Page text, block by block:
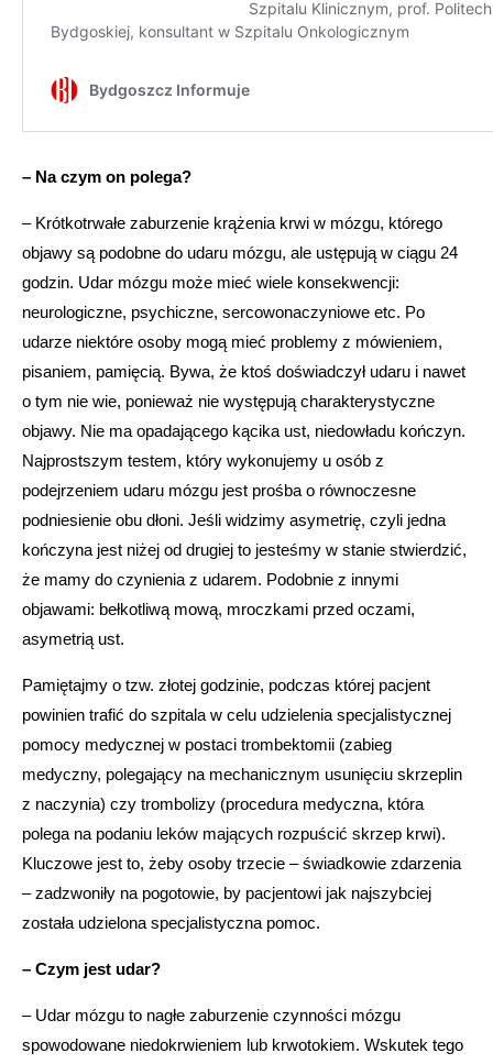
– Na czym on polega?
– Krótkotrwałe zaburzenie krążenia krwi w mózgu, którego
objawy są podobne do udaru mózgu, ale ustępują w ciągu 24
godzin. Udar mózgu może mieć wiele konsekwencji:
neurologiczne, psychiczne, sercowonaczyniowe etc. Po
udarze niektóre osoby mogą mieć problemy z mówieniem,
pisaniem, pamięcią. Bywa, że ktoś doświadczył udaru i nawet
o tym nie wie, ponieważ nie występują charakterystyczne
objawy. Nie ma opadającego kącika ust, niedowładu kończyn.
Najprostszym testem, który wykonujemy u osób z
podejrzeniem udaru mózgu jest prośba o równoczesne
podniesienie obu dłoni. Jeśli widzimy asymetrię, czyli jedna
kończyna jest niżej od drugiej to jesteśmy w stanie stwierdzić,
że mamy do czynienia z udarem. Podobnie z innymi
objawami: bełkotliwą mową, mroczkami przed oczami,
asymetrią ust.
Pamiętajmy o tzw. złotej godzinie, podczas której pacjent
powinien trafić do szpitala w celu udzielenia specjalistycznej
pomocy medycznej w postaci trombektomii (zabieg
medyczny, polegający na mechanicznym usunięciu skrzeplin
z naczynia) czy trombolizy (procedura medyczna, która
polega na podaniu leków mających rozpuścić skrzep krwi).
Kluczowe jest to, żeby osoby trzecie – świadkowie zdarzenia
– zadzwoniły na pogotowie, by pacjentowi jak najszybciej
została udzielona specjalistyczna pomoc.
– Czym jest udar?
– Udar mózgu to nagłe zaburzenie czynności mózgu
spowodowane niedokrwieniem lub krwotokiem. Wskutek tego